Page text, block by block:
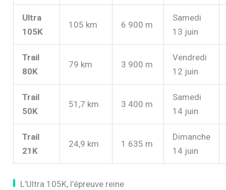
Ultra
105K
105 km 6 900 m
Samedi
13 juin
Trail
80K
79 km 3 900 m
Vendredi
12 juin
Trail
50K
51,7 km 3 400 m
Samedi
14 juin
Trail
21K
24,9 km 1 635 m
Dimanche
14 juin
L’Ultra 105K, l’épreuve reine